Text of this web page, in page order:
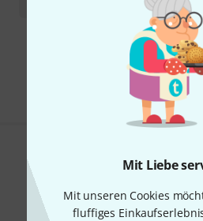
Mit Liebe
Mit unseren Cookies
fluffiges
Kostenloser
Alle Preise inkl.
Gefällt Ihnen, was
Teilen